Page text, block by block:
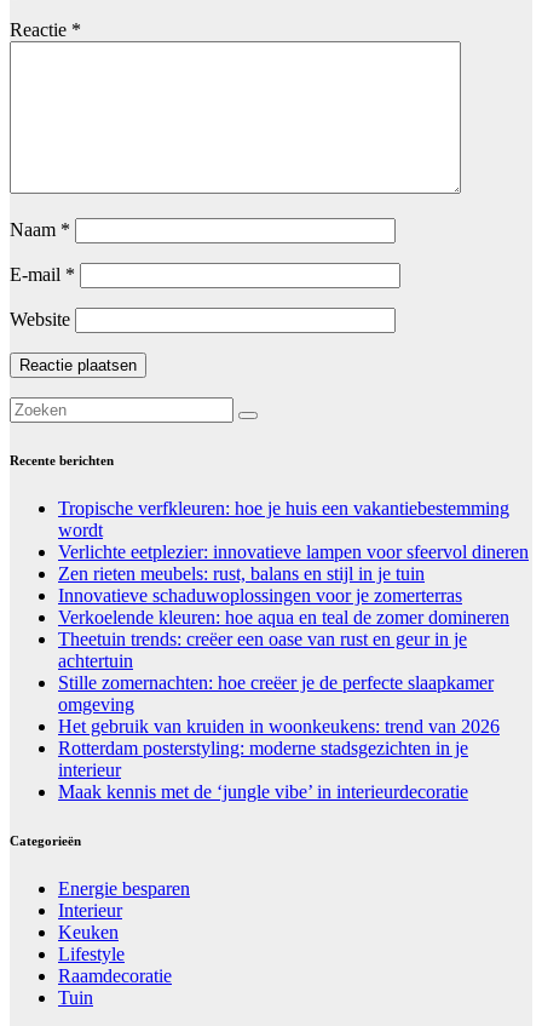
Reactie *
Naam *
E-mail *
Website
Recente berichten
Tropische verfkleuren: hoe je huis een vakantiebestemming
wordt
Verlichte eetplezier: innovatieve lampen voor sfeervol dineren
Zen rieten meubels: rust, balans en stijl in je tuin
Innovatieve schaduwoplossingen voor je zomerterras
Verkoelende kleuren: hoe aqua en teal de zomer domineren
Theetuin trends: creëer een oase van rust en geur in je
achtertuin
Stille zomernachten: hoe creëer je de perfecte slaapkamer
omgeving
Het gebruik van kruiden in woonkeukens: trend van 2026
Rotterdam posterstyling: moderne stadsgezichten in je
interieur
Maak kennis met de ‘jungle vibe’ in interieurdecoratie
Categorieën
Energie besparen
Interieur
Keuken
Lifestyle
Raamdecoratie
Tuin